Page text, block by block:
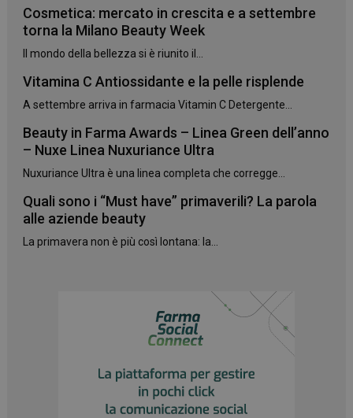
Cosmetica: mercato in crescita e a settembre
torna la Milano Beauty Week
Il mondo della bellezza si è riunito il...
Vitamina C Antiossidante e la pelle risplende
A settembre arriva in farmacia Vitamin C Detergente...
Beauty in Farma Awards – Linea Green dell’anno
– Nuxe Linea Nuxuriance Ultra
Nuxuriance Ultra è una linea completa che corregge...
Quali sono i “Must have” primaverili? La parola
alle aziende beauty
La primavera non è più così lontana: la...